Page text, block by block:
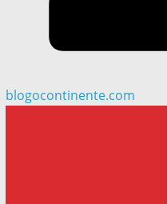
blogocontinente.com